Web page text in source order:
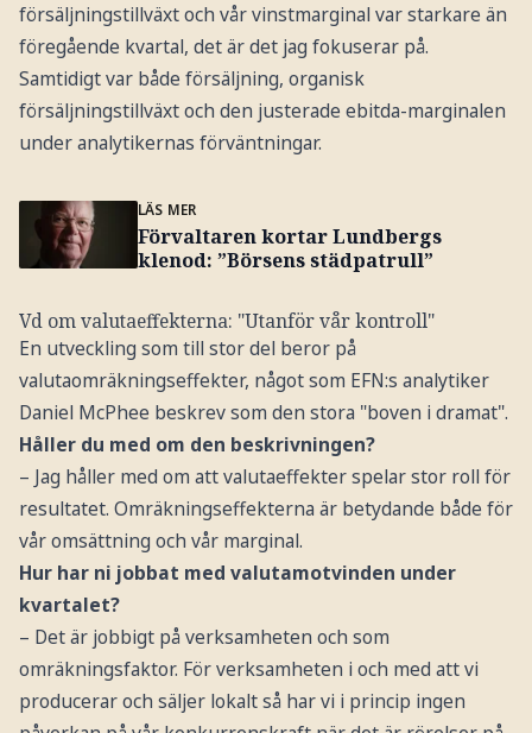
försäljningstillväxt och vår vinstmarginal var starkare än
föregående kvartal, det är det jag fokuserar på.
Samtidigt var både försäljning, organisk
försäljningstillväxt och den justerade ebitda-marginalen
under analytikernas förväntningar.
LÄS MER
Förvaltaren kortar Lundbergs
klenod: ”Börsens städpatrull”
Vd om valutaeffekterna: "Utanför vår kontroll"
En utveckling som till stor del beror på
valutaomräkningseffekter, något som EFN:s analytiker
Daniel McPhee beskrev som den stora "boven i dramat".
Håller du med om den beskrivningen?
– Jag håller med om att valutaeffekter spelar stor roll för
resultatet. Omräkningseffekterna är betydande både för
vår omsättning och vår marginal.
Hur har ni jobbat med valutamotvinden under
kvartalet?
– Det är jobbigt på verksamheten och som
omräkningsfaktor. För verksamheten i och med att vi
producerar och säljer lokalt så har vi i princip ingen